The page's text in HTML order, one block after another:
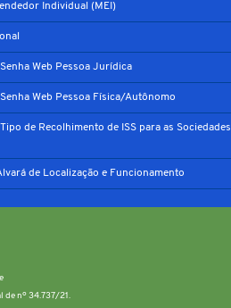
Individual (MEI)
Web Pessoa Jurídica
Web Pessoa Física/Autônomo
de Recolhimento de ISS para as Sociedades
de Localização e Funcionamento
de nº 34.737/21.